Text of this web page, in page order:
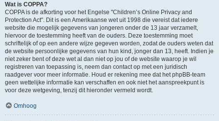
Wat is COPPA?
COPPA is de afkorting voor het Engelse "Children’s Online Privacy and
Protection Act". Dit is een Amerikaanse wet uit 1998 die vereist dat iedere
website die mogelijk gegevens van jongeren onder de 13 jaar verzamelt,
hiervoor de toestemming heeft van de ouders. Deze toestemming moet
schriftelijk of op een andere wijze gegeven worden, zodat de ouders weten dat
de website persoonlijke gegevens van hun kind, jonger dan 13, heeft. Indien je
niet zeker bent of deze wet al dan niet op jou of de website waarop je wil
registreren van toepassing is, neem dan contact op met een juridisch
raadgever voor meer informatie. Houd er rekening mee dat het phpBB-team
geen wettelijke informatie kan verschaffen en ook niet het aanspreekpunt is
voor deze wetgeving, tenzij dit hieronder vermeld wordt.
Omhoog